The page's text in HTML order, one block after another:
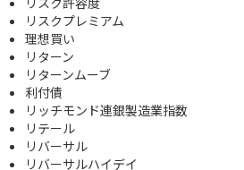
リスクプレミアム
理想買い
リターン
リターンムーブ
利付債
リッチモンド連銀製造業指数
リテール
リバーサル
リバーサルハイデイ